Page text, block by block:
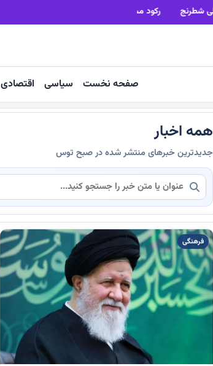
مسابقات بین‌المللی شطرنج
صفحه نخست سیاسی اقتصادی
همه اخبار
جدیدترین خبرهای منتشر شده در صبح توس
فرهنگی